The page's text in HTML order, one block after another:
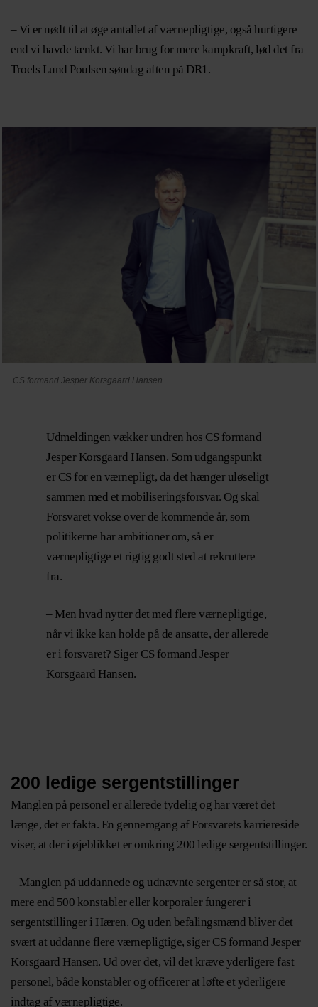
– Vi er nødt til at øge antallet af værnepligtige, også hurtigere
end vi havde tænkt. Vi har brug for mere kampkraft, lød det fra
Troels Lund Poulsen søndag aften på DR1.
CS formand Jesper Korsgaard Hansen
Udmeldingen vækker undren hos CS formand
Jesper Korsgaard Hansen. Som udgangspunkt
er CS for en værnepligt, da det hænger uløseligt
sammen med et mobiliseringsforsvar. Og skal
Forsvaret vokse over de kommende år, som
politikerne har ambitioner om, så er
værnepligtige et rigtig godt sted at rekruttere
fra.
– Men hvad nytter det med flere værnepligtige,
når vi ikke kan holde på de ansatte, der allerede
er i forsvaret? Siger CS formand Jesper
Korsgaard Hansen.
200 ledige sergentstillinger
Manglen på personel er allerede tydelig og har været det
længe, det er fakta. En gennemgang af Forsvarets karriereside
viser, at der i øjeblikket er omkring 200 ledige sergentstillinger.
– Manglen på uddannede og udnævnte sergenter er så stor, at
mere end 500 konstabler eller korporaler fungerer i
sergentstillinger i Hæren. Og uden befalingsmænd bliver det
svært at uddanne flere værnepligtige, siger CS formand Jesper
Korsgaard Hansen. Ud over det, vil det kræve yderligere fast
personel, både konstabler og officerer at løfte et yderligere
indtag af værnepligtige.